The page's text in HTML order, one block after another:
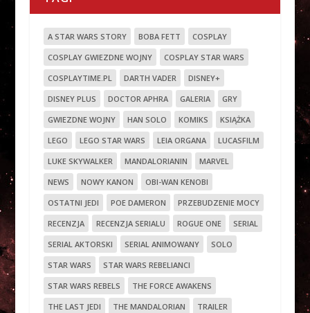
A STAR WARS STORY BOBA FETT
COSPLAY
COSPLAY GWIEZDNE WOJNY
COSPLAY STAR WARS
COSPLAYTIME.PL
DARTH VADER
DISNEY+
DISNEY PLUS
DOCTOR APHRA GALERIA
GRY
GWIEZDNE WOJNY
HAN SOLO KOMIKS
KSIĄŻKA
LEGO
LEGO STAR WARS LEIA ORGANA
LUCASFILM
LUKE SKYWALKER
MANDALORIANIN
MARVEL
NEWS
NOWY KANON
OBI-WAN KENOBI
OSTATNI JEDI
POE DAMERON
PRZEBUDZENIE MOCY
RECENZJA
RECENZJA SERIALU ROGUE ONE
SERIAL
SERIAL AKTORSKI
SERIAL ANIMOWANY
SOLO
STAR WARS
STAR WARS REBELIANCI
STAR WARS REBELS
THE FORCE AWAKENS
THE LAST JEDI
THE MANDALORIAN
TRAILER